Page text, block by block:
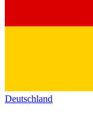
Deutschland